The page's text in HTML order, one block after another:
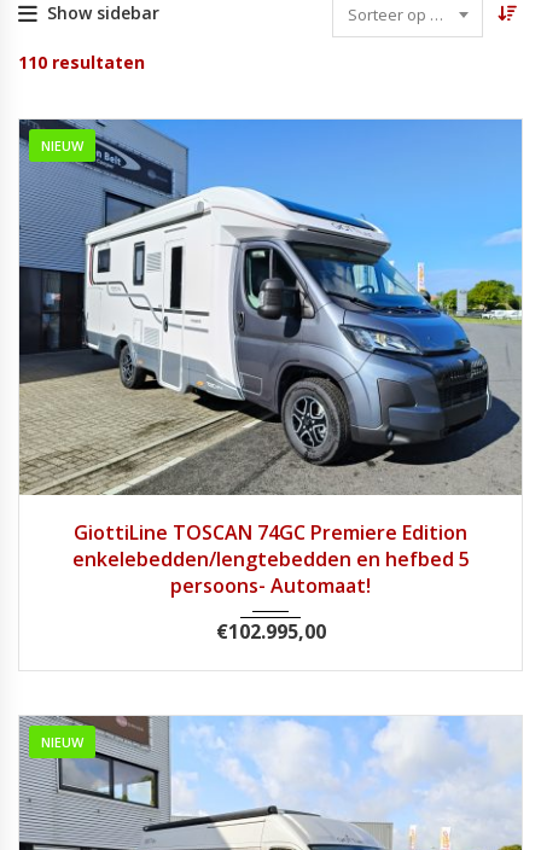
Show sidebar Sorteer op datum
110 resultaten
NIEUW
GiottiLine TOSCAN 74GC Premiere Edition
enkelebedden/lengtebedden en hefbed 5
persoons- Automaat!
€102.995,00
NIEUW